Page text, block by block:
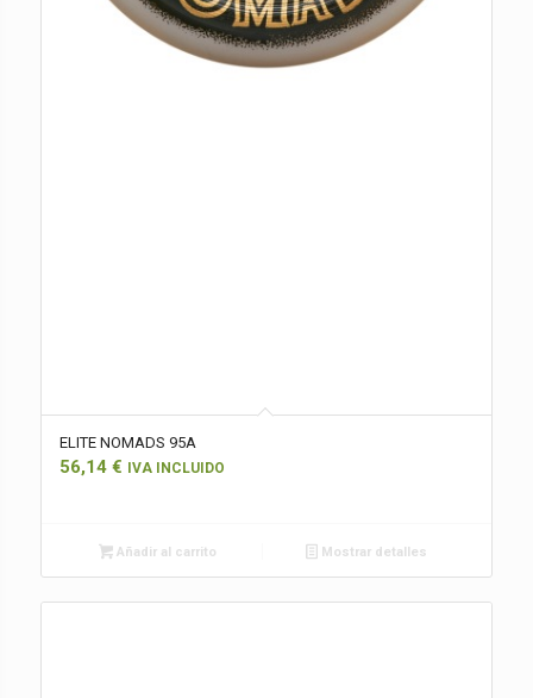
ELITE NOMADS 95A
56,14 € IVA INCLUIDO
Añadir al carrito Mostrar detalles